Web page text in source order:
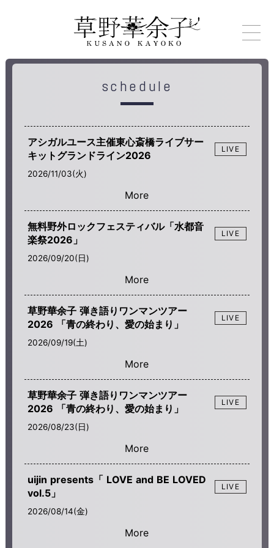
schedule
アシガルユース主催東心斎橋ライブサー
キットグランドライン2026
LIVE
2026/11/03(火)
無料野外ロックフェスティバル「水都音
楽祭2026」
LIVE
2026/09/20(日)
草野華余子 弾き語りワンマンツアー
2026 「青の終わり、愛の始まり」
LIVE
2026/09/19(土)
草野華余子 弾き語りワンマンツアー
2026 「青の終わり、愛の始まり」
LIVE
2026/08/23(日)
uijin presents「 LOVE and BE LOVED
vol.5」
LIVE
2026/08/14(金)